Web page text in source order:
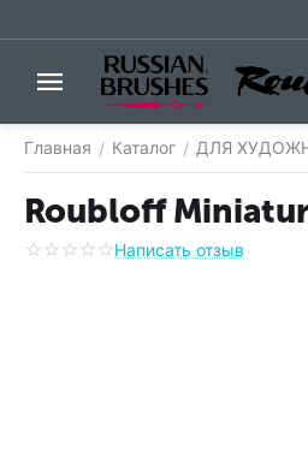
Главная / Каталог / ДЛЯ
Roubloff
Написать отзыв